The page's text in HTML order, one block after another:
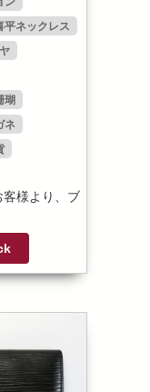
平ネックレス
瑚
ネ
様より、ブ